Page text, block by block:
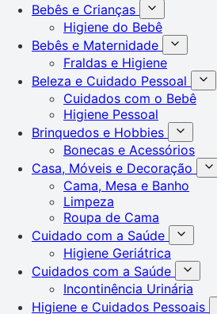
Bebês e Crianças
Higiene do Bebê
Bebês e Maternidade
Fraldas e Higiene
Beleza e Cuidado Pessoal
Cuidados com o Bebê
Higiene Pessoal
Brinquedos e Hobbies
Bonecas e Acessórios
Casa, Móveis e Decoração
Cama, Mesa e Banho
Limpeza
Roupa de Cama
Cuidado com a Saúde
Higiene Geriátrica
Cuidados com a Saúde
Incontinência Urinária
Higiene e Cuidados Pessoais